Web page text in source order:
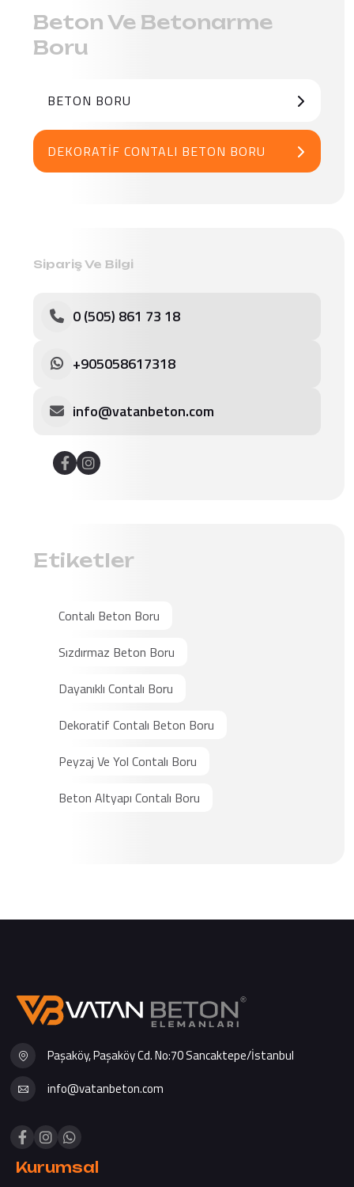
Beton Ve Betonarme
Boru
BETON BORU
DEKORATIF CONTALI BETON BORU
Sipariş Ve Bilgi
0 (505) 861 73 18
+905058617318
info@vatanbeton.com
Etiketler
Contalı Beton Boru
Sızdırmaz Beton Boru
Dayanıklı Contalı Boru
Dekoratif Contalı Beton Boru
Peyzaj Ve Yol Contalı Boru
Beton Altyapı Contalı Boru
Paşaköy, Paşaköy Cd. No:70 Sancaktepe/İstanbul
info@vatanbeton.com
Kurumsal